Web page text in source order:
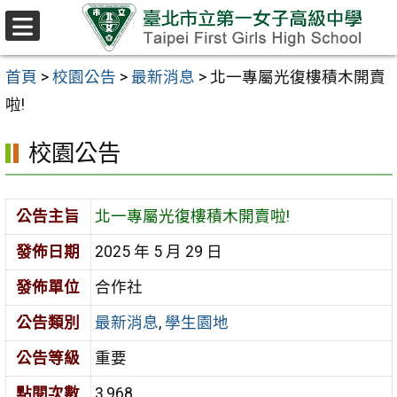
跳至主要內容區
首頁 > 校園公告 > 最新消息 > 北一專屬光復樓積木開賣
啦!
校園公告
公告主旨
北一專屬光復樓積木開賣啦!
發佈日期
2025 年 5 月 29 日
發佈單位
合作社
公告類別
最新消息, 學生園地
公告等級
重要
選
單